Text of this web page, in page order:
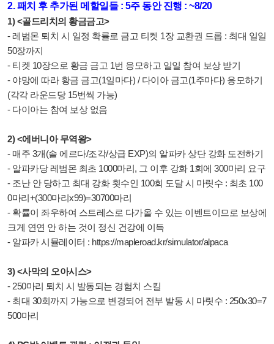
2. 패치 후 추가된 메할일들 : 5주 동안 진행 : ~8/20
1) <골드리치의 황금금고>
- 레범몬 퇴치 시 일정 확률로 금고 티켓 1장 교환권 드롭 : 최대 일일
50장까지
- 티켓 10장으로 황금 금고 1번 응모하고 일일 참여 보상 받기
- 야망에 따라 황금 금고(1일마다) / 다이아 금고(1주마다) 응모하기
(각각 라운드당 15번씩 가능)
- 다이아는 참여 보상 없음
2) <에버니아 무역왕>
- 매주 3개(솔 에르다/조각/상급 EXP)의 알파카 상단 강화 도전하기
- 알파카당 레범몬 최초 1000마리, 그 이후 강화 1회에 300마리 요구
- 조난 안 당하고 최대 강화 횟수인 100회 도달 시 마릿수 : 최초 100
0마리+(300마리x99)=30700마리
- 확률이 좌우하여 스트레스로 다가올 수 있는 이벤트이므로 보상에
크게 연연 안 하는 것이 정신 건강에 이득
- 알파카 시뮬레이터 : https://mapleroad.kr/simulator/alpaca
3) <사막의 오아시스>
- 250마리 퇴치 시 발동되는 경험치 스킬
- 최대 30회까지 가능으로 변경되어 전부 발동 시 마릿수 : 250x30=7
500마리